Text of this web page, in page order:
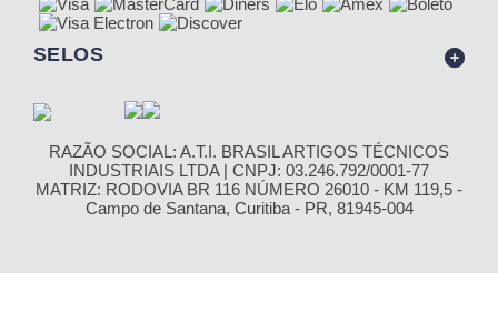
SELOS
RAZÃO SOCIAL: A.T.I. BRASIL ARTIGOS TÉCNICOS
INDUSTRIAIS LTDA | CNPJ: 03.246.792/0001-77
MATRIZ: RODOVIA BR 116 NÚMERO 26010 - KM 119,5 -
Campo de Santana, Curitiba - PR, 81945-004